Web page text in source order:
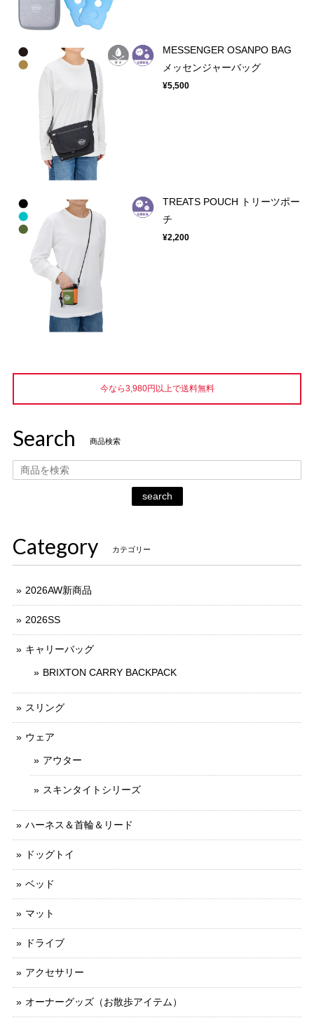
MESSENGER OSANPO BAG
メッセンジャーバッグ
¥5,500
TREATS POUCH トリーツポー
チ
¥2,200
今なら3,980円以上で送料無料
Search 商品検索
search
Category カテゴリー
2026AW新商品
2026SS
キャリーバッグ
BRIXTON CARRY BACKPACK
スリング
ウェア
アウター
スキンタイトシリーズ
ハーネス＆首輪＆リード
ドッグトイ
ベッド
マット
ドライブ
アクセサリー
オーナーグッズ（お散歩アイテム）